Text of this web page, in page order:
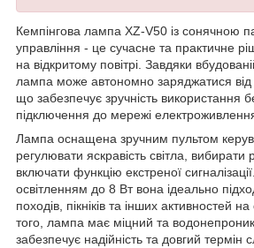
Кемпінгова лампа XZ-V50 із сонячною
управління - це сучасне та практичне
на відкритому повітрі. Завдяки
лампа може автономно заряджатися від
що забезпечує зручність використання
підключення до мережі
Лампа оснащена зручним пультом
регулювати яскравість світла,
включати функцію екстреної
освітленням до 8 Вт вона ідеально
походів, пікніків та інших активностей
того, лампа має міцний та
забезпечує надійність та довгий термін